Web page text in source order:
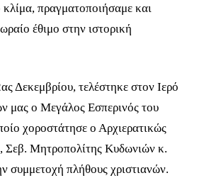
κλίμα, πραγματοποιήσαμε και
έθιμο στην ιστορική
Δεκεμβρίου, τελέστηκε στον Ιερό
μας ο Μεγάλος Εσπερινός του
χοροστάτησε ο Αρχιερατικώς
Σεβ. Μητροπολίτης Κυδωνιών κ.
συμμετοχή πλήθους χριστιανών.